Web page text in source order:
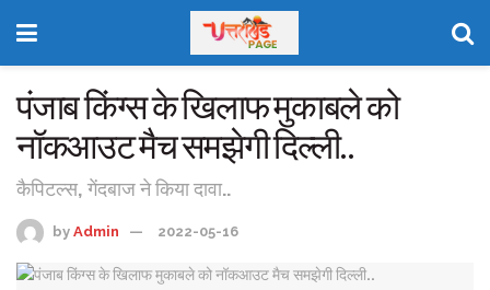
पंजाब किंग्स के खिलाफ मुकाबले को
नॉकआउट मैच समझेगी दिल्ली..
कैपिटल्स, गेंदबाज ने किया दावा..
by Admin 2022-05-16